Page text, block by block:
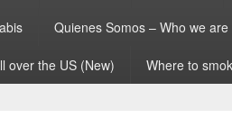
Quienes Somos – Who we are
over the US (New) Where to